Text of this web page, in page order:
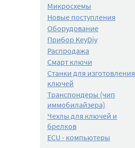
Микросхемы
Новые поступления
Оборудование
Прибор KeyDiy
Распродажа
Смарт ключи
Станки для изготовления
ключей
Транспондеры (чип
иммобилайзера)
Чехлы для ключей и
брелков
ECU - компьютеры